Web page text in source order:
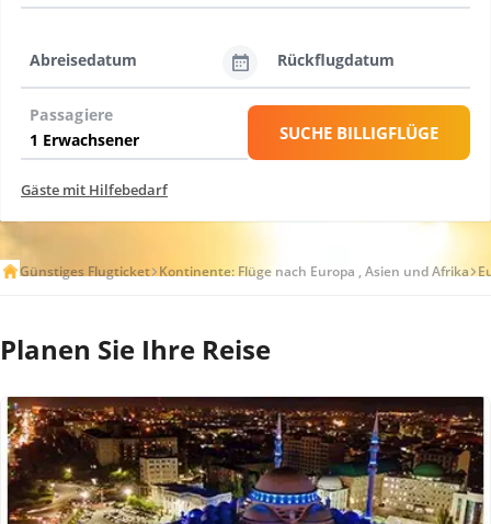
Abreisedatum Rückflugdatum
Passagiere
SUCHE BILLIGFLÜGE
Gäste mit Hilfebedarf
Günstiges Flugticket Kontinente: Flüge nach Europa , Asien und Afrika
Planen Sie Ihre Reise